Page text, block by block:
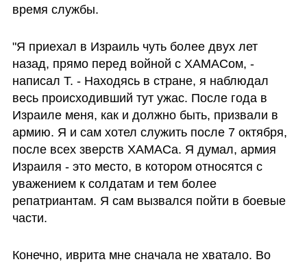
время службы.
"Я приехал в Израиль чуть более двух лет
назад, прямо перед войной с ХАМАСом, -
написал Т. - Находясь в стране, я наблюдал
весь происходивший тут ужас. После года в
Израиле меня, как и должно быть, призвали в
армию. Я и сам хотел служить после 7 октября,
после всех зверств ХАМАСа. Я думал, армия
Израиля - это место, в котором относятся с
уважением к солдатам и тем более
репатриантам. Я сам вызвался пойти в боевые
части.
Конечно, иврита мне сначала не хватало. Во